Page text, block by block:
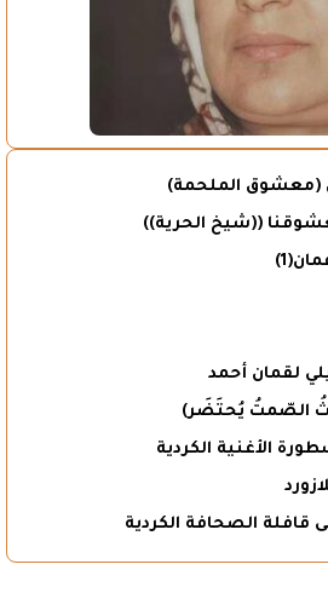
(معشوق الملحمة)
((شيخ الحرية))
لقمان أحمد
الصّمتُ يُحتَضَر)
الأغنية الكردية
قافلة الصحافة الكردية